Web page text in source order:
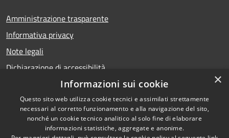
Amministrazione trasparente
Informativa privacy
Note legali
Dichiarazione di accessibilità
RSS
Accessibilità
Copyright © 2026 • Comune di
Calcio • Powered by
×
Informazioni sui cookie
Questo sito web utilizza cookie tecnici e assimilati strettamente
necessari al corretto funzionamento e alla navigazione del sito,
nonché un cookie tecnico analitico al solo fine di elaborare
informazioni statistiche, aggregate e anonime.